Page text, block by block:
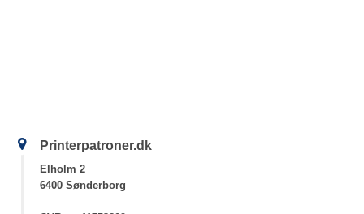
Printerpatroner.dk
Elholm 2
6400 Sønderborg